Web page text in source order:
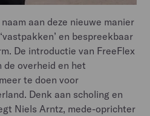
aan deze nieuwe manier
en bespreekbaar
De introductie van FreeFlex
de overheid en het
te doen voor
Denk aan scholing en
Niels Arntz, mede-oprichter